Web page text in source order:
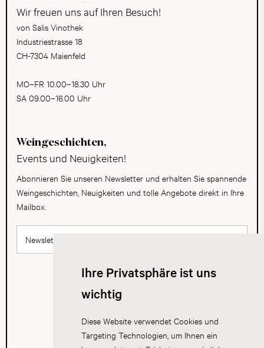
Ihre Privatsphäre ist uns
wichtig
Diese Website verwendet Cookies und
Targeting Technologien, um Ihnen ein
Wir freuen uns auf Ihren Besuch!
von Salis Vinothek
Industriestrasse 18
CH-7304 Maienfeld
MO–FR 10.00–18.30 Uhr
SA 09.00–16.00 Uhr
Weingeschichten,
Events und Neuigkeiten!
Abonnieren Sie unseren Newsletter und erhalten Sie spannende
Weingeschichten, Neuigkeiten und tolle Angebote direkt in Ihre
Mailbox.
Newsletter abonnieren